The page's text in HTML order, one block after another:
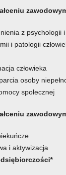
z psychologii
i patologii
człowieka
osoby
społecznej
i aktywizacja